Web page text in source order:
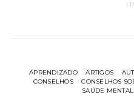
1
APRENDIZADO ARTIGOS
CONSELHOS
CONSELHOS
SAÚDE MENTAL